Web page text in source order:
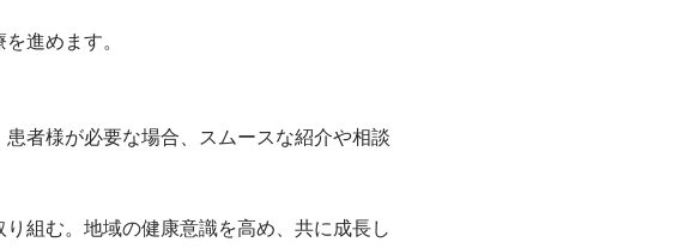
進めます。
者様が必要な場合、スムースな紹介や相談
組む。地域の健康意識を高め、共に成長し